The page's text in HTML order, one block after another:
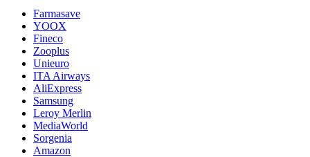
Farmasave
YOOX
Fineco
Zooplus
Unieuro
ITA Airways
AliExpress
Samsung
Leroy Merlin
MediaWorld
Sorgenia
Amazon